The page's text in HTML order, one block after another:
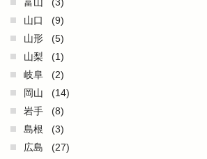
山口
(9)
山形
(5)
山梨
(1)
岐阜
(2)
岡山
(14)
岩手
(8)
島根
(3)
広島
(27)